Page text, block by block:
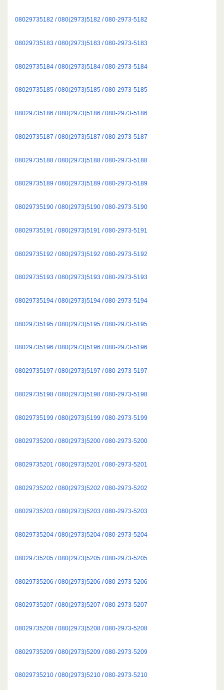
08029735182 / 080(2973)5182 / 080-2973-5182
08029735183 / 080(2973)5183 / 080-2973-5183
08029735184 / 080(2973)5184 / 080-2973-5184
08029735185 / 080(2973)5185 / 080-2973-5185
08029735186 / 080(2973)5186 / 080-2973-5186
08029735187 / 080(2973)5187 / 080-2973-5187
08029735188 / 080(2973)5188 / 080-2973-5188
08029735189 / 080(2973)5189 / 080-2973-5189
08029735190 / 080(2973)5190 / 080-2973-5190
08029735191 / 080(2973)5191 / 080-2973-5191
08029735192 / 080(2973)5192 / 080-2973-5192
08029735193 / 080(2973)5193 / 080-2973-5193
08029735194 / 080(2973)5194 / 080-2973-5194
08029735195 / 080(2973)5195 / 080-2973-5195
08029735196 / 080(2973)5196 / 080-2973-5196
08029735197 / 080(2973)5197 / 080-2973-5197
08029735198 / 080(2973)5198 / 080-2973-5198
08029735199 / 080(2973)5199 / 080-2973-5199
08029735200 / 080(2973)5200 / 080-2973-5200
08029735201 / 080(2973)5201 / 080-2973-5201
08029735202 / 080(2973)5202 / 080-2973-5202
08029735203 / 080(2973)5203 / 080-2973-5203
08029735204 / 080(2973)5204 / 080-2973-5204
08029735205 / 080(2973)5205 / 080-2973-5205
08029735206 / 080(2973)5206 / 080-2973-5206
08029735207 / 080(2973)5207 / 080-2973-5207
08029735208 / 080(2973)5208 / 080-2973-5208
08029735209 / 080(2973)5209 / 080-2973-5209
08029735210 / 080(2973)5210 / 080-2973-5210